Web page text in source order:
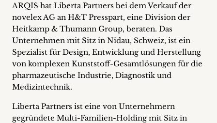
Events
+
Karriere
+
Blog
&
ARQIS hat Liberta Partners bei dem Verkauf der
novelex AG an H&T Presspart, eine Division der
Heitkamp & Thumann Group, beraten. Das
Unternehmen mit Sitz in Nidau, Schweiz, ist ein
Spezialist für Design, Entwicklung und Herstellung
von komplexen Kunststoff-Gesamtlösungen für die
pharmazeutische Industrie, Diagnostik und
Medizintechnik.
Liberta Partners ist eine von Unternehmern
gegründete Multi-Familien-Holding mit Sitz in